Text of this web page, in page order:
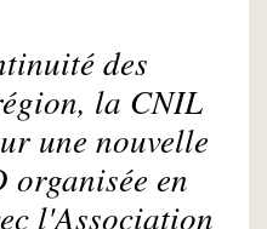
des
la CNIL
une nouvelle
organisée en
l'Association